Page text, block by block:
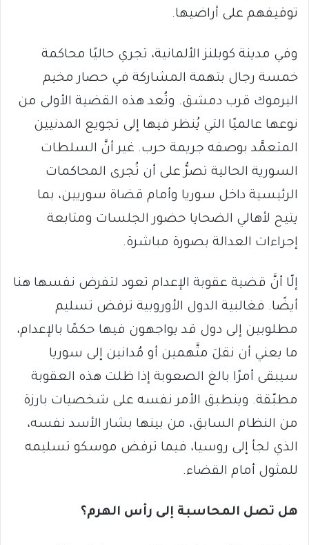
توقيفهم على أراضيها.
وفي مدينة كوبلنز الألمانية، تجري حاليًا محاكمة
خمسة رجال بتهمة المشاركة في حصار مخيم
اليرموك قرب دمشق. وتُعد هذه القضية الأولى من
نوعها عالميًا التي يُنظر فيها إلى تجويع المدنيين
المتعمَّد بوصفه جريمة حرب. غير أنَّ السلطات
السورية الحالية تصرُّ على أن تُجرى المحاكمات
الرئيسية داخل سوريا وأمام قضاة سوريين، بما
يتيح لأهالي الضحايا حضور الجلسات ومتابعة
إجراءات العدالة بصورة مباشرة.
إلّا أنَّ قضية عقوبة الإعدام تعود لتفرض نفسها هنا
أيضًا. فغالبية الدول الأوروبية ترفض تسليم
مطلوبين إلى دول قد يواجهون فيها حكمًا بالإعدام،
ما يعني أن نقلَ متَّهمين أو مُدانين إلى سوريا
سيبقى أمرًا بالغ الصعوبة إذا ظلت هذه العقوبة
مطبّقة. وينطبق الأمر نفسه على شخصيات بارزة
من النظام السابق، من بينها بشار الأسد نفسه،
الذي لجأ إلى روسيا، فيما ترفض موسكو تسليمه
للمثول أمام القضاء.
هل تصل المحاسبة إلى رأس الهرم؟